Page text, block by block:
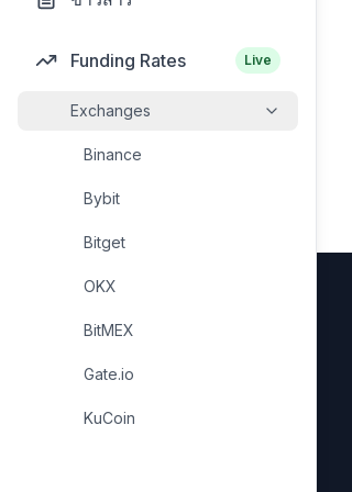
Funding Rates Live
Exchanges
Binance
Bybit
Bitget
OKX
BitMEX
Gate.io
KuCoin